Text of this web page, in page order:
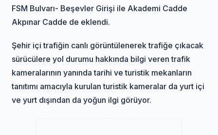
FSM Bulvarı- Beşevler Girişi ile Akademi Cadde
Akpınar Cadde de eklendi.
Şehir içi trafiğin canlı görüntülenerek trafiğe çıkacak
sürücülere yol durumu hakkında bilgi veren trafik
kameralarının yanında tarihi ve turistik mekanların
tanıtımı amacıyla kurulan turistik kameralar da yurt içi
ve yurt dışından da yoğun ilgi görüyor.